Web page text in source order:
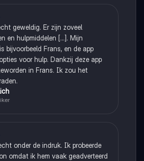
geweldig. Er zijn zoveel
en hulpmiddelen [...]. Mijn
bijvoorbeeld Frans, en de app
voor hulp. Dankzij deze app
in Frans. Ik zou het
onder de indruk. Ik probeerde
omdat ik hem vaak geadverteerd